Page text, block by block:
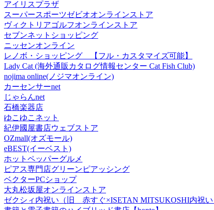
アイリスプラザ
スーパースポーツゼビオオンラインストア
ヴィクトリアゴルフオンラインストア
セブンネットショッピング
ニッセンオンライン
レノボ・ショッピング 【フル・カスタマイズ可能】
Lady Cat (海外通販カタログ情報センター Cat Fish Club)
nojima online(ノジマオンライン)
カーセンサーnet
じゃらんnet
石橋楽器店
ゆこゆこネット
紀伊國屋書店ウェブストア
OZmall(オズモール)
eBEST(イーベスト)
ホットペッパーグルメ
ピアス専門店グリーンピアッシング
ベクターPCショップ
大丸松坂屋オンラインストア
ゼクシィ内祝い（旧 赤すぐ×ISETAN MITSUKOSHI内祝い